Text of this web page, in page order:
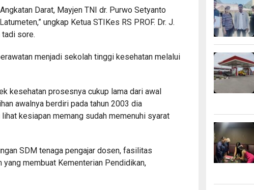
Darat, Mayjen TNI dr. Purwo Setyanto
ungkap Ketua STIKes RS PROF. Dr. J.
tadi sore.
menjadi sekolah tinggi kesehatan melalui
kesehatan prosesnya cukup lama dari awal
awalnya berdiri pada tahun 2003 dia
kesiapan memang sudah memenuhi syarat
SDM tenaga pengajar dosen, fasilitas
membuat Kementerian Pendidikan,